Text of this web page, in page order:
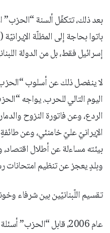
بعد ذلك، تتكفّل ألسنة “الحزب”
باتوا بحاجة إلى المظلّة
إسرائيل فقط، بل من الدولة
لا ينفصل ذلك عن أسلوب
اليوم التالي للحرب. يواجه
الردع، وعن فاتورة النزوح
الإيرانيّ عليّ خامنئي، وعن
بيئته مساءلة عن أطلال اقتصاد،
وبلدٍ يعجز عن تنظيم امتحانات
تقسيم اللّبنانيّين بين شرفاء
عام 2006، قابل